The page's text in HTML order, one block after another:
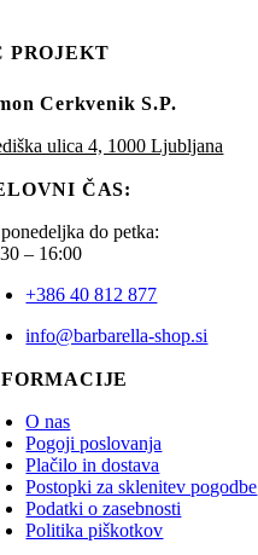
PROJEKT
Cerkvenik S.P.
ulica 4, 1000 Ljubljana
ČAS:
do petka:
– 16:00
+386 40 812 877
info@barbarella-shop.si
O nas
Pogoji poslovanja
Plačilo in dostava
Postopki za sklenitev pogodbe
Podatki o zasebnosti
Politika piškotkov